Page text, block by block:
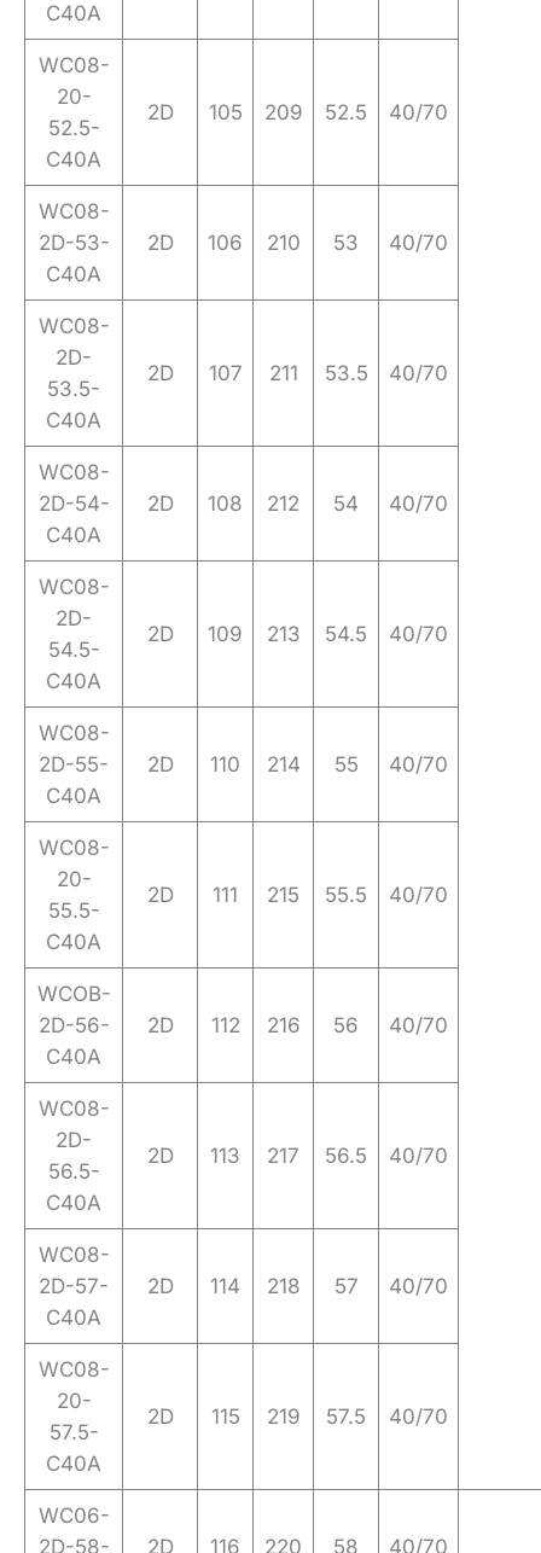
C40A
WC08-
20-
52.5-
C40A
2D 105 209 52.5 40/70
WC08-
2D-53-
C40A
2D 106 210 53 40/70
WC08-
2D-
53.5-
C40A
2D 107 211 53.5 40/70
WC08-
2D-54-
C40A
2D 108 212 54 40/70
WC08-
2D-
54.5-
C40A
2D 109 213 54.5 40/70
WC08-
2D-55-
C40A
2D 110 214 55 40/70
WC08-
20-
55.5-
C40A
2D 111 215 55.5 40/70
WCOB-
2D-56-
C40A
2D 112 216 56 40/70
WC08-
2D-
56.5-
C40A
2D 113 217 56.5 40/70
WC08-
2D-57-
C40A
2D 114 218 57 40/70
WC08-
20-
57.5-
C40A
2D 115 219 57.5 40/70
WC06-
2D-58-
2D 116 220 58 40/70